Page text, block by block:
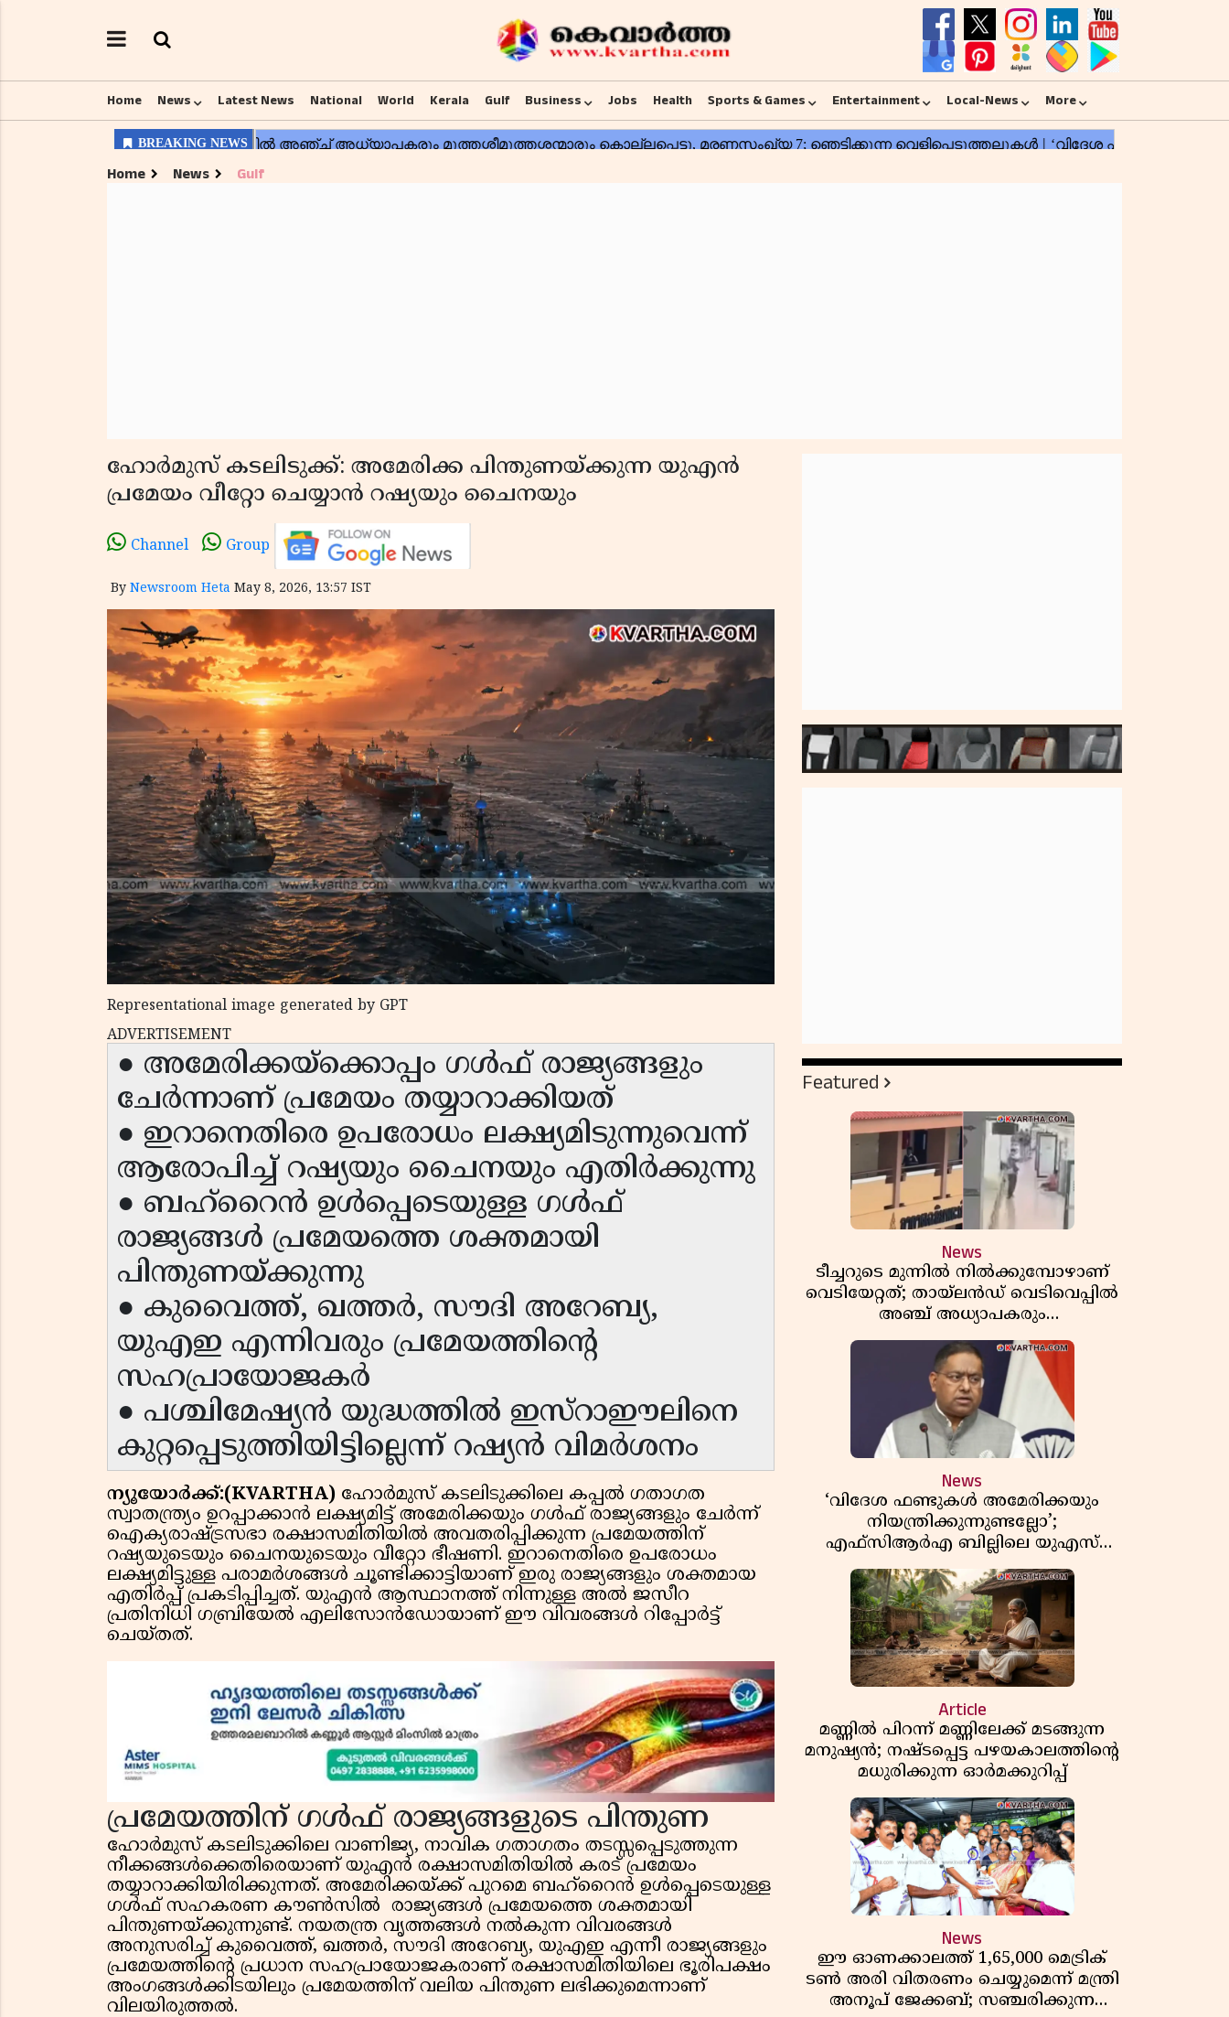
Home News Latest News National World Kerala Gulf Business Jobs Health Sports & Games Entertainment Local-News More
Home News Gulf
ഹോർമുസ് കടലിടുക്ക്: അമേരിക്ക പിന്തുണയ്ക്കുന്ന യുഎൻ
പ്രമേയം വീറ്റോ ചെയ്യാൻ റഷ്യയും ചൈനയും
Channel Group
By Newsroom Heta May 8, 2026, 13:57 IST
Representational image generated by GPT
ADVERTISEMENT
● അമേരിക്കയ്ക്കൊപ്പം ഗൾഫ് രാജ്യങ്ങളും
ചേർന്നാണ് പ്രമേയം തയ്യാറാക്കിയത്
● ഇറാനെതിരെ ഉപരോധം ലക്ഷ്യമിടുന്നുവെന്ന്
ആരോപിച്ച് റഷ്യയും ചൈനയും എതിർക്കുന്നു
● ബഹ്‌റൈൻ ഉൾപ്പെടെയുള്ള ഗൾഫ്
രാജ്യങ്ങൾ പ്രമേയത്തെ ശക്തമായി
പിന്തുണയ്ക്കുന്നു
● കുവൈത്ത്, ഖത്തർ, സൗദി അറേബ്യ,
യുഎഇ എന്നിവരും പ്രമേയത്തിൻ്റെ
സഹപ്രായോജകർ
● പശ്ചിമേഷ്യൻ യുദ്ധത്തിൽ ഇസ്റാഈലിനെ
കുറ്റപ്പെടുത്തിയിട്ടില്ലെന്ന് റഷ്യൻ വിമർശനം
ന്യൂയോർക്ക്:(KVARTHA) ഹോർമുസ് കടലിടുക്കിലെ കപ്പൽ ഗതാഗത
സ്വാതന്ത്ര്യം ഉറപ്പാക്കാൻ ലക്ഷ്യമിട്ട് അമേരിക്കയും ഗൾഫ് രാജ്യങ്ങളും ചേർന്ന്
ഐക്യരാഷ്ട്രസഭാ രക്ഷാസമിതിയിൽ അവതരിപ്പിക്കുന്ന പ്രമേയത്തിന്
റഷ്യയുടെയും ചൈനയുടെയും വീറ്റോ ഭീഷണി. ഇറാനെതിരെ ഉപരോധം
ലക്ഷ്യമിട്ടുള്ള പരാമർശങ്ങൾ ചൂണ്ടിക്കാട്ടിയാണ് ഇരു രാജ്യങ്ങളും ശക്തമായ
എതിർപ്പ് പ്രകടിപ്പിച്ചത്. യുഎൻ ആസ്ഥാനത്ത് നിന്നുള്ള അൽ ജസീറ
പ്രതിനിധി ഗബ്രിയേൽ എലിസോൻഡോയാണ് ഈ വിവരങ്ങൾ റിപ്പോർട്ട്
ചെയ്തത്.
പ്രമേയത്തിന് ഗൾഫ് രാജ്യങ്ങളുടെ പിന്തുണ
ഹോർമുസ് കടലിടുക്കിലെ വാണിജ്യ, നാവിക ഗതാഗതം തടസ്സപ്പെടുത്തുന്ന
നീക്കങ്ങൾക്കെതിരെയാണ് യുഎൻ രക്ഷാസമിതിയിൽ കരട് പ്രമേയം
തയ്യാറാക്കിയിരിക്കുന്നത്. അമേരിക്കയ്ക്ക് പുറമെ ബഹ്‌റൈൻ ഉൾപ്പെടെയുള്ള
ഗൾഫ് സഹകരണ കൗൺസിൽ രാജ്യങ്ങൾ പ്രമേയത്തെ ശക്തമായി
പിന്തുണയ്ക്കുന്നുണ്ട്. നയതന്ത്ര വൃത്തങ്ങൾ നൽകുന്ന വിവരങ്ങൾ
അനുസരിച്ച് കുവൈത്ത്, ഖത്തർ, സൗദി അറേബ്യ, യുഎഇ എന്നീ രാജ്യങ്ങളും
പ്രമേയത്തിൻ്റെ പ്രധാന സഹപ്രായോജകരാണ് രക്ഷാസമിതിയിലെ ഭൂരിപക്ഷം
അംഗങ്ങൾക്കിടയിലും പ്രമേയത്തിന് വലിയ പിന്തുണ ലഭിക്കുമെന്നാണ്
വിലയിരുത്തൽ.
Featured
News
ടീച്ചറുടെ മുന്നിൽ നിൽക്കുമ്പോഴാണ്
വെടിയേറ്റത്; തായ്‌ലൻഡ് വെടിവെപ്പിൽ
അഞ്ച് അധ്യാപകരും
മുത്തശ്ശീമുത്തശ്ശന്മാരും കൊല്ലപ്പെട്ടു,
മരണസംഖ്യ 7; ഞെട്ടിക്കുന്ന
വെളിപ്പെടുത്തലുകൾ
News
‘വിദേശ ഫണ്ടുകൾ അമേരിക്കയും
നിയന്ത്രിക്കുന്നുണ്ടല്ലോ’;
എഫ്സിആർഎ ബില്ലിലെ യുഎസ്
വിമർശനങ്ങൾക്ക് മറുപടിയുമായി ഇന്ത്യ
Article
മണ്ണിൽ പിറന്ന് മണ്ണിലേക്ക് മടങ്ങുന്ന
മനുഷ്യൻ; നഷ്ടപ്പെട്ട പഴയകാലത്തിൻ്റെ
മധുരിക്കുന്ന ഓർമക്കുറിപ്പ്
News
ഈ ഓണക്കാലത്ത് 1,65,000 മെട്രിക്
ടൺ അരി വിതരണം ചെയ്യുമെന്ന് മന്ത്രി
അനൂപ് ജേക്കബ്; സഞ്ചരിക്കുന്ന